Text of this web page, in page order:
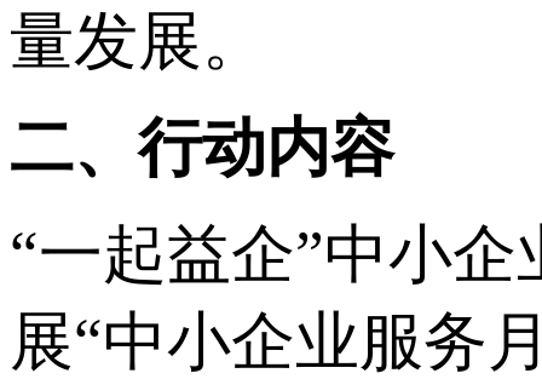
量发展。
二、行动内容
“一起益企”中小
展“中小企业服务